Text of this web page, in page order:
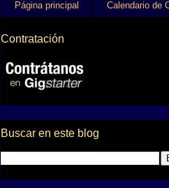
Página principal Calendario de
Contratación
Buscar en este blog